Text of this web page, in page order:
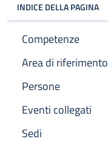
INDICE DELLA PAGINA
Competenze
Area di riferimento
Persone
Eventi collegati
Sedi